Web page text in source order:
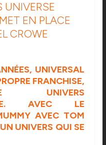
UNIVERSE
EN PLACE
CROWE
UNIVERSAL
FRANCHISE,
UNIVERS
AVEC LE
AVEC TOM
UNIVERS QUI SE